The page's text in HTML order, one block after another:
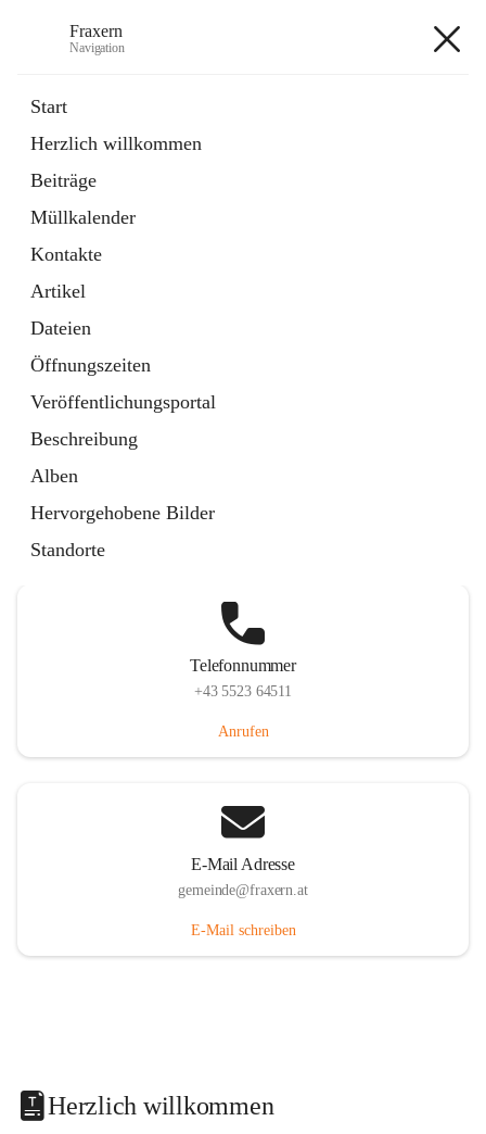
Fraxern
Navigation
Start
Herzlich willkommen
Beiträge
Müllkalender
Kontakte
Artikel
Dateien
Öffnungszeiten
Veröffentlichungsportal
Beschreibung
Alben
Hervorgehobene Bilder
Standorte
Ordner
in
Tab
Formulare
Artikel
öffnet
in
neuem
Tab
Telefonnummer
+43 5523 64511
Anrufen
E-Mail Adresse
gemeinde@fraxern.at
E-Mail schreiben
Herzlich willkommen